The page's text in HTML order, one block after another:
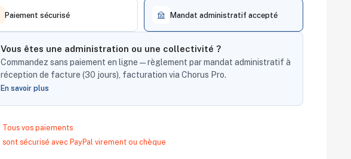
Paiement sécurisé Mandat administratif accepté
Vous êtes une administration ou une collectivité ?
Commandez sans paiement en ligne — règlement par mandat administratif à
réception de facture (30 jours), facturation via Chorus Pro.
En savoir plus
Tous vos paiements
sont sécurisé avec PayPal virement ou chèque